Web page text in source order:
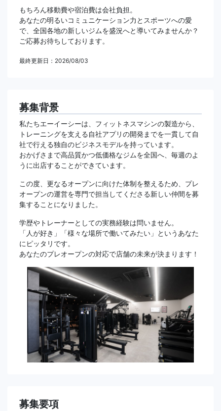
もちろん移動費や宿泊費は会社負担。
あなたの明るいコミュニケーション力とスポーツへの愛
で、全国各地の新しいジムを盛況へと導いてみませんか？
ご応募お待ちしております。
最終更新日：2026/08/03
募集背景
私たちエーイーシーは、フィットネスマシンの製造から、
トレーニングを支える自社アプリの開発までを一貫して自
社で行える独自のビジネスモデルを持っています。
おかげさまで高品質かつ低価格なジムを全国へ、毎週のよ
うに出店することができています。
この度、更なるオープンに向けた体制を整えるため、プレ
オープンの運営を専門で担当してくださる新しい仲間を募
集することになりました。
学歴やトレーナーとしての実務経験は問いません。
「人が好き」「様々な場所で働いてみたい」というあなた
にピッタリです。
あなたのプレオープンの対応で店舗の未来が決まります！
募集要項